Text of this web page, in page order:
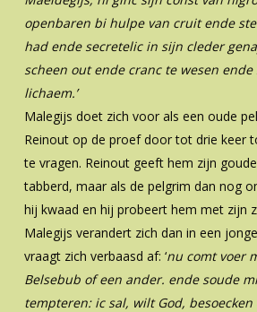
openbaren bi hulpe van cruit ende
had ende secretelic in sijn cleder
scheen out ende cranc te wesen ende
lichaem.’
Malegijs doet zich voor als een oude
Reinout op de proef door tot drie keer
te vragen. Reinout geeft hem zijn
tabberd, maar als de pelgrim dan nog
hij kwaad en hij probeert hem met zijn
Malegijs verandert zich dan in een
vraagt zich verbaasd af: ‘nu comt voer
Belsebub of een ander. ende soude
tempteren: ic sal, wilt God,